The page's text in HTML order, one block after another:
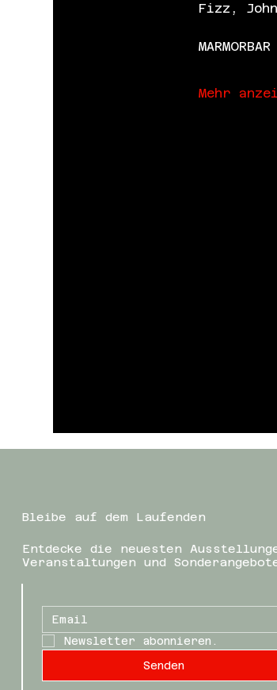
Fizz,
Mehr
Bleibe auf dem Laufenden
Entdecke die neuesten
Veranstaltungen und
Newsletter abonnieren.
Senden